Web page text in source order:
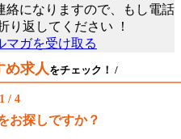
絡になりますので、もし電話
り返してください ！
め求人をチェック！ /
1 / 4
お探しですか？